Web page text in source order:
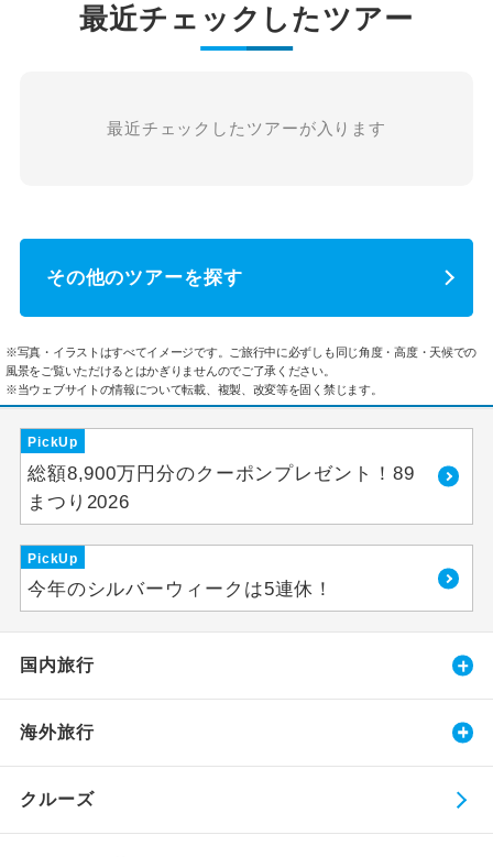
最近チェックしたツアー
最近チェックしたツアーが入ります
その他のツアーを探す
※写真・イラストはすべてイメージです。ご旅行中に必ずしも同じ角度・高度・天候での
風景をご覧いただけるとはかぎりませんのでご了承ください。
※当ウェブサイトの情報について転載、複製、改変等を固く禁じます。
PickUp
総額8,900万円分のクーポンプレゼント！89
まつり2026
PickUp
今年のシルバーウィークは5連休！
国内旅行
海外旅行
クルーズ